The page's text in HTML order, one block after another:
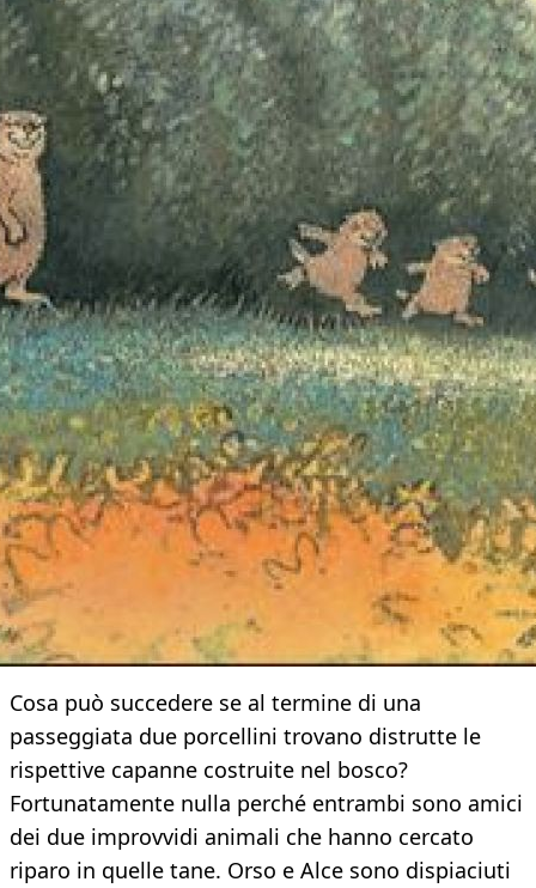
Cosa può succedere se al termine di una
passeggiata due porcellini trovano distrutte le
rispettive capanne costruite nel bosco?
Fortunatamente nulla perché entrambi sono amici
dei due improvvidi animali che hanno cercato
riparo in quelle tane. Orso e Alce sono dispiaciuti